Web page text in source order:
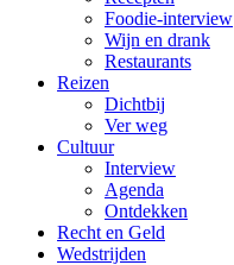
Foodie-interview
Wijn en drank
Restaurants
Reizen
Dichtbij
Ver weg
Cultuur
Interview
Agenda
Ontdekken
Recht en Geld
Wedstrijden